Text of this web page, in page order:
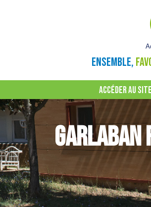
ENSEMBLE,
ACCÉDER AU
GARLABAN